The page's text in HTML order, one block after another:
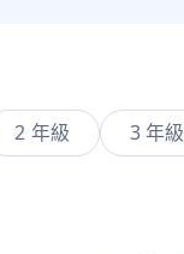
2 年級 3 年級